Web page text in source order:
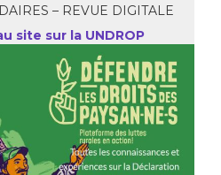
– REVUE DIGITALE
site sur la UNDROP